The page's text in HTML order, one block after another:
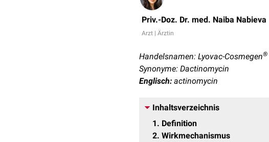
Priv.-Doz. Dr. med. Naiba Nabieva
Arzt | Ärztin
Handelsnamen: Lyovac-Cosmegen®
Synonyme: Dactinomycin
Englisch: actinomycin
Inhaltsverzeichnis
1
Definition
2 Wirkmechanismus